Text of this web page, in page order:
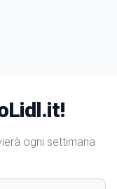
ogni settimana